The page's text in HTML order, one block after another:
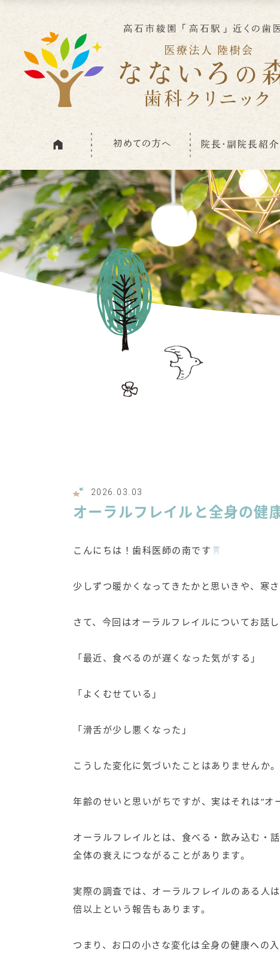
2026.03.03
オーラルフレイルと全身の健
こんにちは！歯科医師の南です
少しずつ暖かくなってきたかと思いきや、寒
さて、今回はオーラルフレイルについてお話し
「最近、食べるのが遅くなった気がする」
「よくむせている」
「滑舌が少し悪くなった」
こうした変化に気づいたことはありませんか。
年齢のせいと思いがちですが、実はそれは“オ
オーラルフレイルとは、食べる・飲み込む・
全体の衰えにつながることがあります。
実際の調査では、オーラルフレイルのある人
倍以上という報告もあります。
つまり、お口の小さな変化は全身の健康への入